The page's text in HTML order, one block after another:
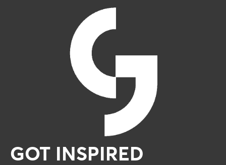
GOT INSPIRED